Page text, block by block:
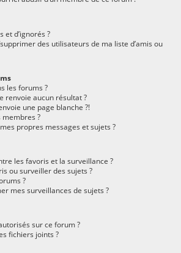
et d’ignorés ?
des utilisateurs de ma liste d’amis ou
les forums ?
renvoie aucun résultat ?
une page blanche ?!
?
propres messages et sujets ?
les favoris et la surveillance ?
ou surveiller des sujets ?
?
mes surveillances de sujets ?
sur ce forum ?
fichiers joints ?